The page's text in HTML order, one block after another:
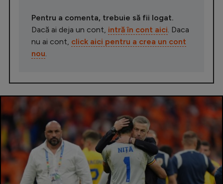
Pentru a comenta, trebuie să fii logat.
Dacă ai deja un cont, intră în cont aici . Daca
nu ai cont, click aici pentru a crea un cont
nou